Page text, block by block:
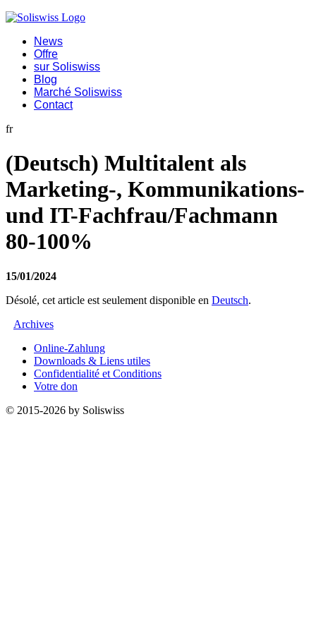
News
Offre
sur Soliswiss
Blog
Marché Soliswiss
Contact
fr
(Deutsch) Multitalent als
Marketing-, Kommunikations-
und IT-Fachfrau/Fachmann
80-100%
15/01/2024
Désolé, cet article est seulement disponible en Deutsch.
Archives
Online-Zahlung
Downloads & Liens utiles
Confidentialité et Conditions
Votre don
© 2015-2026 by Soliswiss